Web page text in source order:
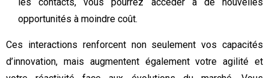
opportunités à moindre coût.
Ces interactions renforcent non seulement vos capacités
d’innovation, mais augmentent également votre agilité et